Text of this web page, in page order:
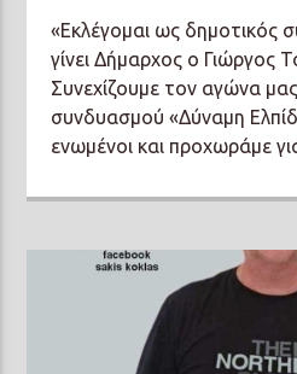
«Εκλέγομαι ως δημοτικός
γίνει Δήμαρχος ο Γιώργος
Συνεχίζουμε τον αγώνα
συνδυασμού «Δύναμη
ενωμένοι και προχωράμε